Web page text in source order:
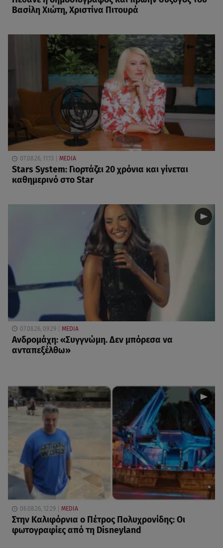
Βασίλη Χιώτη, Χριστίνα Πιτουρά
07.08.26, 11:13 MEDIA
Stars System: Γιορτάζει 20 χρόνια και γίνεται
καθημερινό στο Star
07.08.26, 09:29 MEDIA
Ανδρομάχη: «Συγγνώμη. Δεν μπόρεσα να
ανταπεξέλθω»
06.08.26, 12:29 MEDIA
Στην Καλιφόρνια ο Πέτρος Πολυχρονίδης: Οι
φωτογραφίες από τη Disneyland